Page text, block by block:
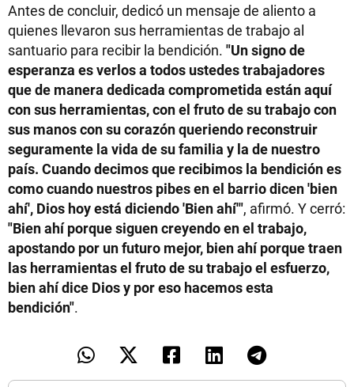
Antes de concluir, dedicó un mensaje de aliento a
quienes llevaron sus herramientas de trabajo al
santuario para recibir la bendición. "Un signo de
esperanza es verlos a todos ustedes trabajadores
que de manera dedicada comprometida están aquí
con sus herramientas, con el fruto de su trabajo con
sus manos con su corazón queriendo reconstruir
seguramente la vida de su familia y la de nuestro
país. Cuando decimos que recibimos la bendición es
como cuando nuestros pibes en el barrio dicen 'bien
ahí', Dios hoy está diciendo 'Bien ahí'", afirmó. Y cerró:
"Bien ahí porque siguen creyendo en el trabajo,
apostando por un futuro mejor, bien ahí porque traen
las herramientas el fruto de su trabajo el esfuerzo,
bien ahí dice Dios y por eso hacemos esta
bendición".